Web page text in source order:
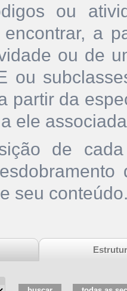
ou
a
ou de
ou
partir da
ele
de
seu